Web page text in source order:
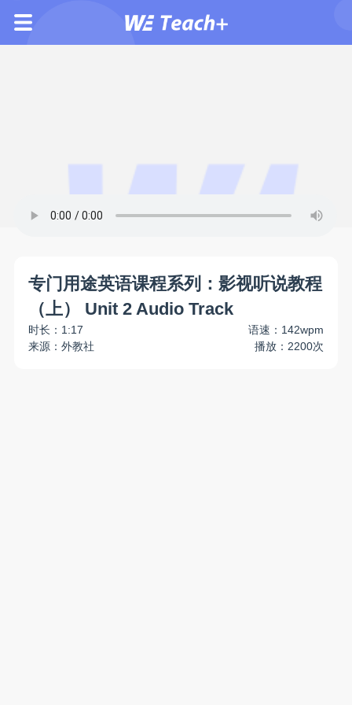
专门用途英语课程系列：影视听说教程
（上） Unit 2 Audio Track
时长：1:17
语速：142wpm
来源：外教社
播放：2200次